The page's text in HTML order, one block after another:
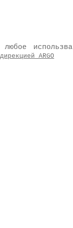
любое
дирекцией ARGO